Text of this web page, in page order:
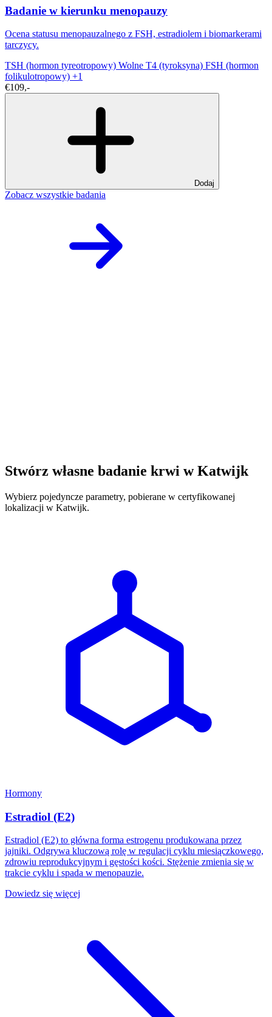
Badanie w kierunku menopauzy
Ocena statusu menopauzalnego z FSH, estradiolem i biomarkerami
tarczycy.
TSH (hormon tyreotropowy) Wolne T4 (tyroksyna) FSH (hormon
folikulotropowy) +1
€109,-
Dodaj
Zobacz wszystkie badania
Stwórz własne badanie krwi w Katwijk
Wybierz pojedyncze parametry, pobierane w certyfikowanej
lokalizacji w Katwijk.
Hormony
Estradiol (E2)
Estradiol (E2) to główna forma estrogenu produkowana przez
jajniki. Odgrywa kluczową rolę w regulacji cyklu miesiączkowego,
zdrowiu reprodukcyjnym i gęstości kości. Stężenie zmienia się w
trakcie cyklu i spada w menopauzie.
Dowiedz się więcej